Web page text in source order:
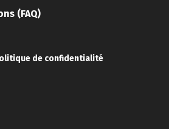
(FAQ)
de confidentialité